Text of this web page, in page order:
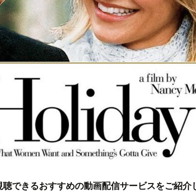
できるおすすめの動画配信サービスをご紹介